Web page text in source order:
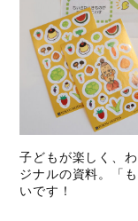
子どもが楽しく、
ジナルの資料。「
いです！